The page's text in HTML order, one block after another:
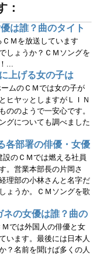
：
は誰？曲のタイト
Ｍを放送しています
しょうか？ＣＭソングを
...
上げる女の子は
ームのＣＭでは女の子が
ヒヤッとしますがＬＩＮ
ののようで一安心です。
グについても調べました
各部署の俳優・女優
設のＣＭでは燃える社員
。営業本部長の片岡さ
理部の小林さんと名字だ
ょうか。ＣＭソングを歌
ネの女優は誰？曲の
では外国人の俳優と女
います。最後には日本人
？名前を聞けば多くの人